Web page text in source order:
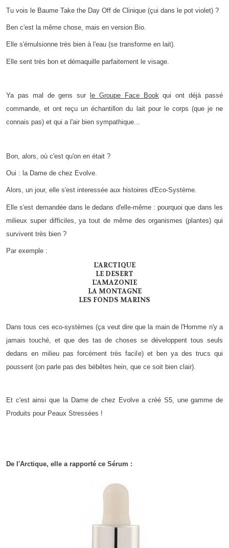
Tu vois le Baume Take the Day Off de Clinique (çui dans le pot violet) ?
Ben c'est la même chose, mais en version Bio.
Elle s'émulsionne très bien à l'eau (se transforme en lait).
Elle sent très bon et démaquille parfaitement le visage.
Ya pas mal de gens sur le Groupe Face Bookqui ont déjà passé
commande, et ont reçu un échantillon du lait pour le corps (que je ne
connais pas) et qui a l'air bien sympathique...
Bon, alors, où c'est qu'on en était ?
Oui : la Dame de chez Evolve.
Alors, un jour, elle s'est interessée aux histoires d'Eco-Système.
Elle s'est demandée dans le dedans d'elle-même : pourquoi que dans les
milieux super difficiles, ya tout de même des organismes (plantes) qui
survivent très bien ?
Par exemple :
L'ARCTIQUE
LE DESERT
L'AMAZONIE
LA MONTAGNE
LES FONDS MARINS
Dans tous ces eco-systèmes (ça veut dire que la main de l'Homme n'y a
jamais touché, et que des tas de choses se développent tous seuls
dedans en milieu pas forcément très facile) et ben ya des trucs qui
poussent (on parle pas des bébêtes hein, que ce soit bien clair).
Et c'est ainsi que la Dame de chez Evolve a créé S5, une gamme de
Produits pour Peaux Stressées !
De l'Arctique, elle a rapporté ce Sérum :